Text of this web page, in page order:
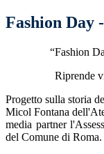
Fashion Day
“Fashion
Riprende
Progetto sulla storia
Micol Fontana
media partner
del Comune di Roma.